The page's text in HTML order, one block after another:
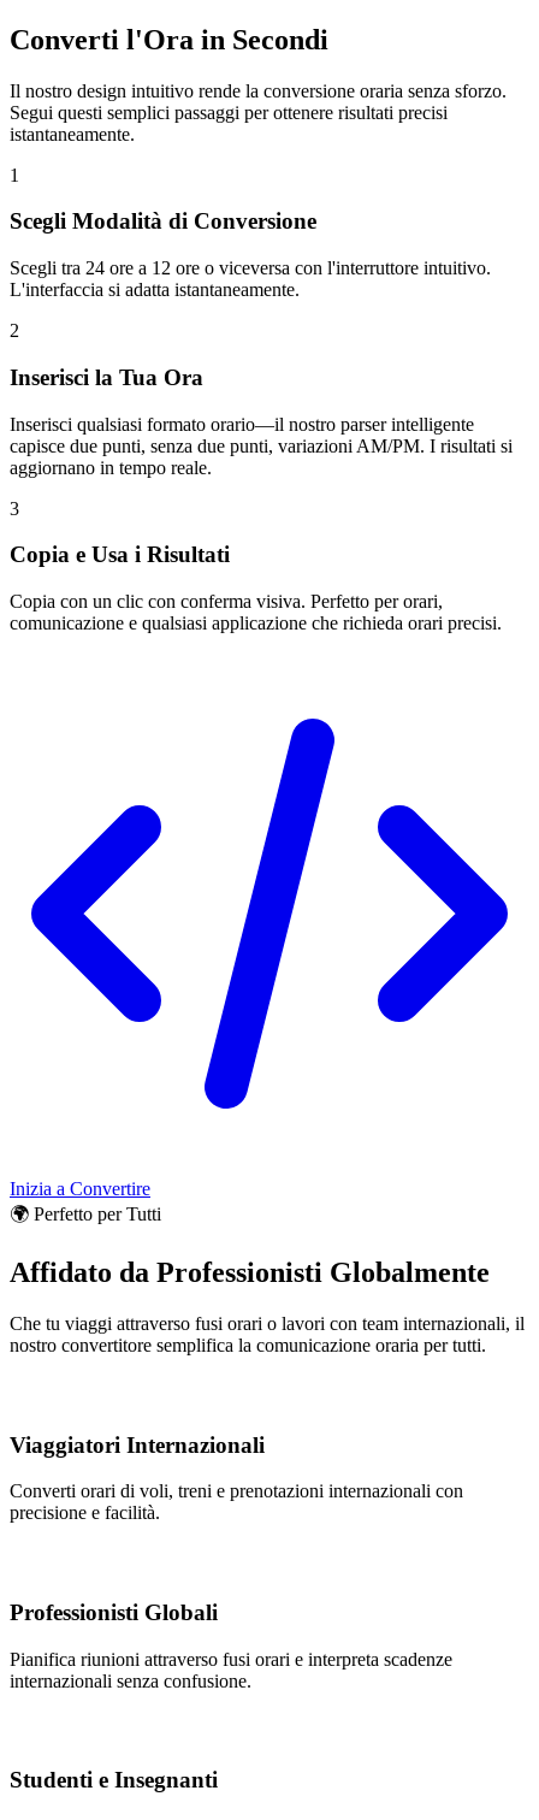
Converti l'Ora in Secondi
Il nostro design intuitivo rende la conversione oraria senza sforzo.
Segui questi semplici passaggi per ottenere risultati precisi
istantaneamente.
1
Scegli Modalità di Conversione
Scegli tra 24 ore a 12 ore o viceversa con l'interruttore intuitivo.
L'interfaccia si adatta istantaneamente.
2
Inserisci la Tua Ora
Inserisci qualsiasi formato orario—il nostro parser intelligente
capisce due punti, senza due punti, variazioni AM/PM. I risultati si
aggiornano in tempo reale.
3
Copia e Usa i Risultati
Copia con un clic con conferma visiva. Perfetto per orari,
comunicazione e qualsiasi applicazione che richieda orari precisi.
Inizia a Convertire
🌍 Perfetto per Tutti
Affidato da Professionisti Globalmente
Che tu viaggi attraverso fusi orari o lavori con team internazionali, il
nostro convertitore semplifica la comunicazione oraria per tutti.
Viaggiatori Internazionali
Converti orari di voli, treni e prenotazioni internazionali con
precisione e facilità.
Professionisti Globali
Pianifica riunioni attraverso fusi orari e interpreta scadenze
internazionali senza confusione.
Studenti e Insegnanti